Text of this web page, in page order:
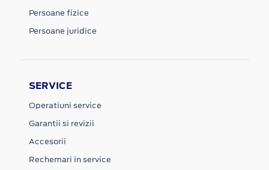
Persoane fizice
Persoane juridice
SERVICE
Operatiuni service
Garantii si revizii
Accesorii
Rechemari in service